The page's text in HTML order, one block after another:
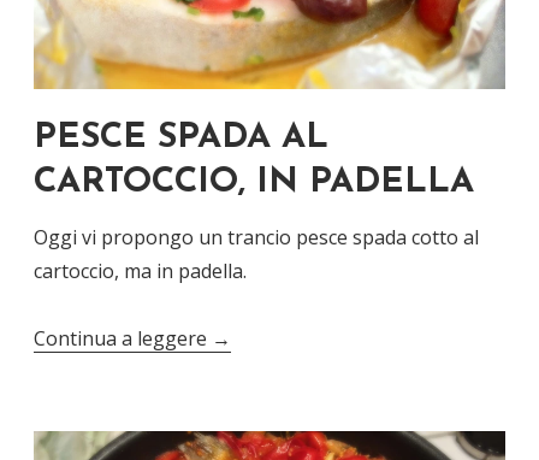
PESCE SPADA AL
CARTOCCIO, IN PADELLA
Oggi vi propongo un trancio pesce spada cotto al
cartoccio, ma in padella.
Continua a leggere →